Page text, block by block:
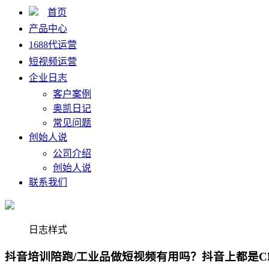
首页
产品中心
1688代运营
短视频运营
企业日志
客户案例
奥凯日记
常见问题
创始人说
公司介绍
创始人说
联系我们
日志样式
抖音培训陪跑/工业品做短视频有用吗？抖音上都是